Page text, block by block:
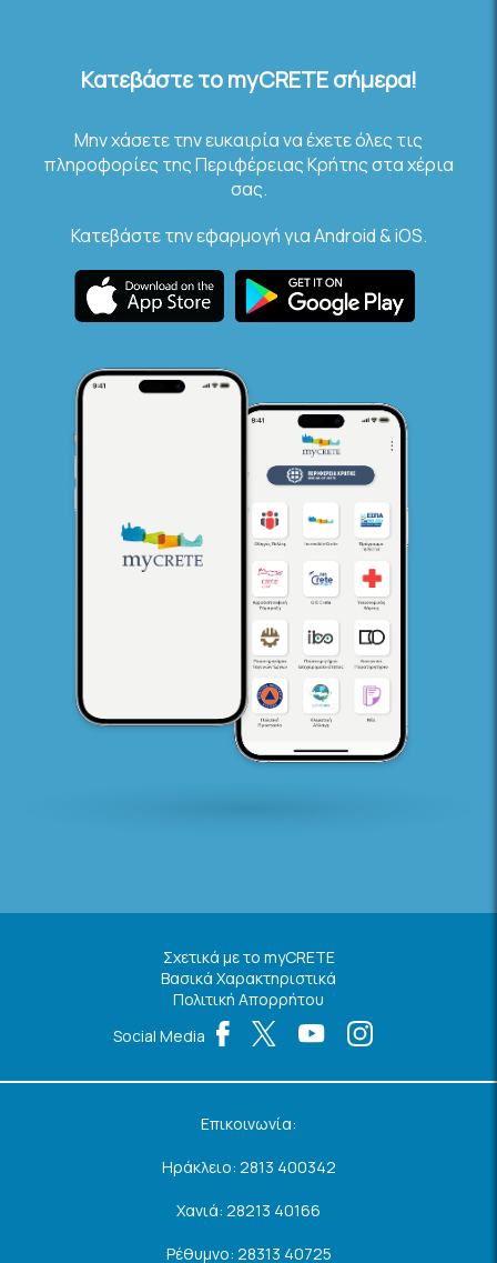
Κατεβάστε το myCRETE σήμερα!
Μην χάσετε την ευκαιρία να έχετε όλες τις
πληροφορίες της Περιφέρειας Κρήτης στα χέρια
σας.
Κατεβάστε την εφαρμογή για Αndroid & iOS.
Σχετικά με το myCRETE
Βασικά Χαρακτηριστικά
Πολιτική Απορρήτου
Social Media
Επικοινωνία:
Ηράκλειο: 2813 400342
Χανιά: 28213 40166
Ρέθυμνο: 28313 40725